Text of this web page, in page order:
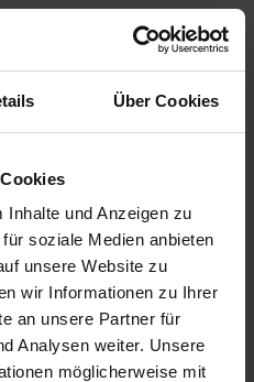
Über Cookies
und Anzeigen zu
soziale Medien anbieten
unsere Website zu
wir Informationen zu Ihrer
an unsere Partner für
Analysen weiter. Unsere
möglicherweise mit